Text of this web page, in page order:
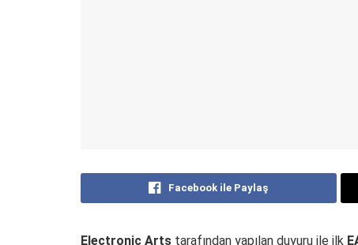
Facebook ile Paylaş
Electronic Arts tarafından yapılan duyuru ile ilk